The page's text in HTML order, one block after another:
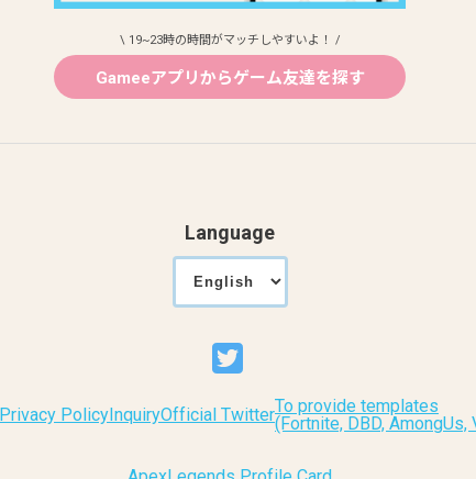
\ 19~23時の時間がマッチしやすいよ！ /
Gameeアプリからゲーム友達を探す
Language
Privacy Policy InquiryOfficial TwitterTo provide templates
(Fortnite, DBD, AmongUs,